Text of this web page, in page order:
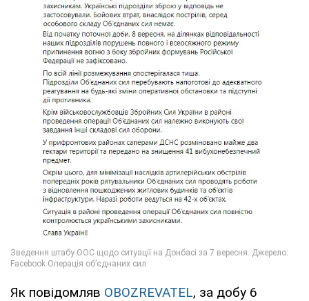
Як повідомляв OBOZREVATEL, за добу 6